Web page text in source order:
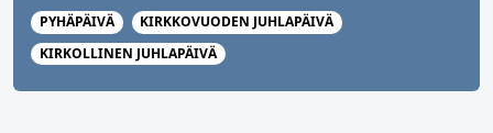
PYHÄPÄIVÄ
KIRKKOVUODEN JUHLAPÄIVÄ
KIRKOLLINEN JUHLAPÄIVÄ